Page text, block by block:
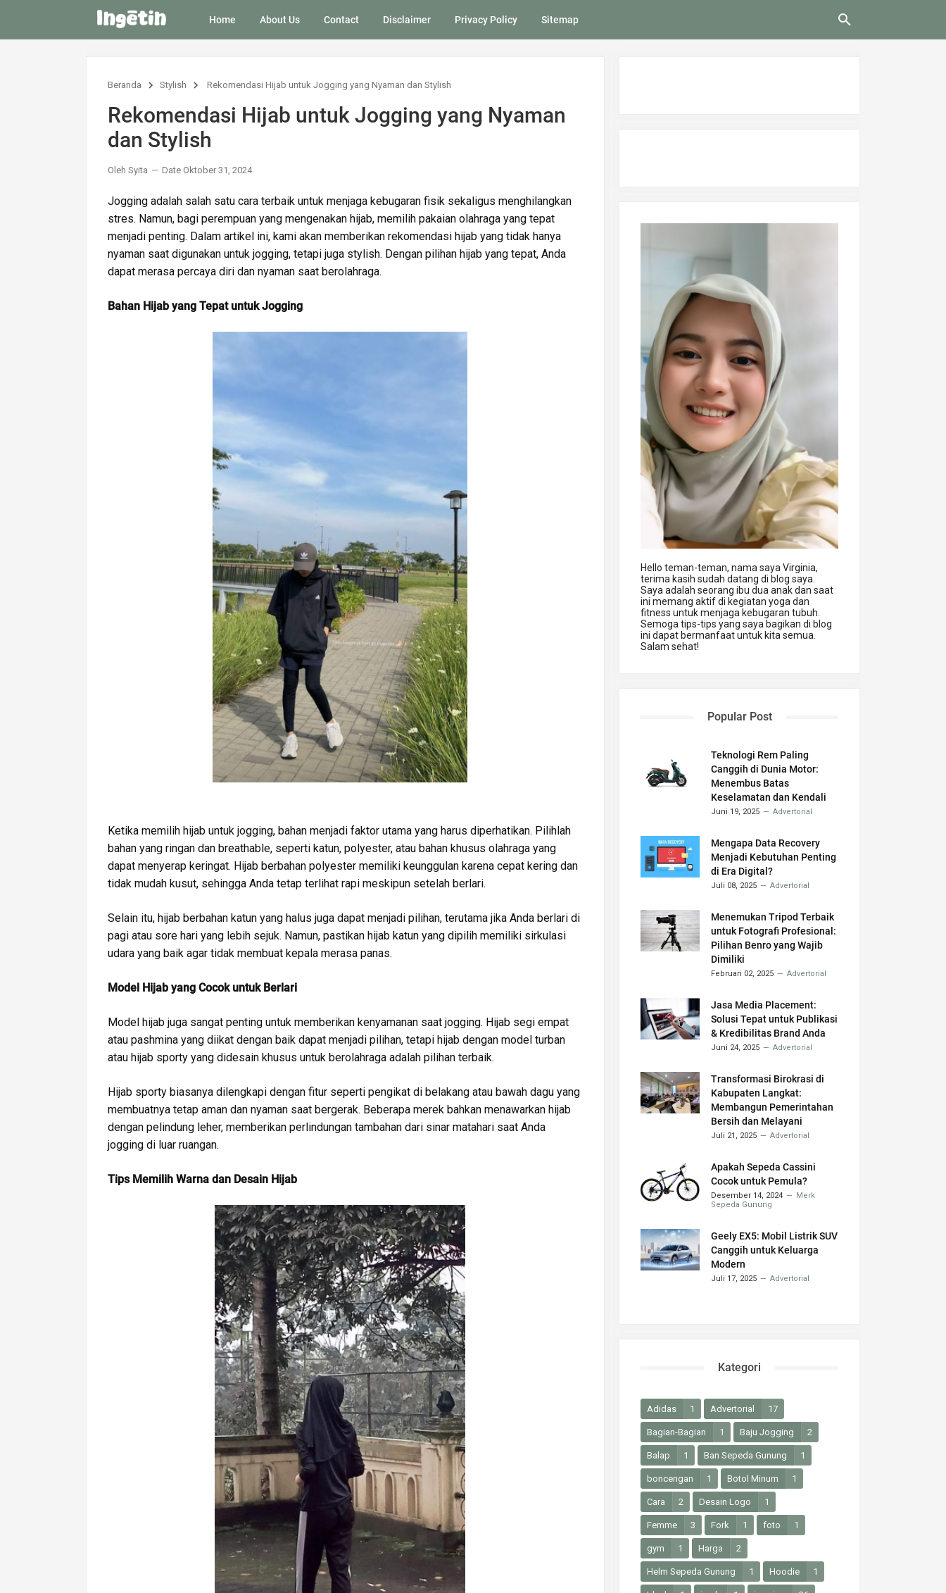
Home About Us Contact Disclaimer Privacy Policy Sitemap
Beranda Stylish Rekomendasi Hijab untuk Jogging yang Nyaman dan Stylish
Rekomendasi Hijab untuk Jogging yang Nyaman
dan Stylish
Oleh Syita Date Oktober 31, 2024
Jogging adalah salah satu cara terbaik untuk menjaga kebugaran fisik sekaligus menghilangkan
stres. Namun, bagi perempuan yang mengenakan hijab, memilih pakaian olahraga yang tepat
menjadi penting. Dalam artikel ini, kami akan memberikan rekomendasi hijab yang tidak hanya
nyaman saat digunakan untuk jogging, tetapi juga stylish. Dengan pilihan hijab yang tepat, Anda
dapat merasa percaya diri dan nyaman saat berolahraga.
Bahan Hijab yang Tepat untuk Jogging
Ketika memilih hijab untuk jogging, bahan menjadi faktor utama yang harus diperhatikan. Pilihlah
bahan yang ringan dan breathable, seperti katun, polyester, atau bahan khusus olahraga yang
dapat menyerap keringat. Hijab berbahan polyester memiliki keunggulan karena cepat kering dan
tidak mudah kusut, sehingga Anda tetap terlihat rapi meskipun setelah berlari.
Selain itu, hijab berbahan katun yang halus juga dapat menjadi pilihan, terutama jika Anda berlari di
pagi atau sore hari yang lebih sejuk. Namun, pastikan hijab katun yang dipilih memiliki sirkulasi
udara yang baik agar tidak membuat kepala merasa panas.
Model Hijab yang Cocok untuk Berlari
Model hijab juga sangat penting untuk memberikan kenyamanan saat jogging. Hijab segi empat
atau pashmina yang diikat dengan baik dapat menjadi pilihan, tetapi hijab dengan model turban
atau hijab sporty yang didesain khusus untuk berolahraga adalah pilihan terbaik.
Hijab sporty biasanya dilengkapi dengan fitur seperti pengikat di belakang atau bawah dagu yang
membuatnya tetap aman dan nyaman saat bergerak. Beberapa merek bahkan menawarkan hijab
dengan pelindung leher, memberikan perlindungan tambahan dari sinar matahari saat Anda
jogging di luar ruangan.
Tips Memilih Warna dan Desain Hijab
Hello teman-teman, nama saya Virginia,
terima kasih sudah datang di blog saya.
Saya adalah seorang ibu dua anak dan saat
ini memang aktif di kegiatan yoga dan
fitness untuk menjaga kebugaran tubuh.
Semoga tips-tips yang saya bagikan di blog
ini dapat bermanfaat untuk kita semua.
Salam sehat!
Popular Post
Teknologi Rem Paling
Canggih di Dunia Motor:
Menembus Batas
Keselamatan dan Kendali
Juni 19, 2025 Advertorial
Mengapa Data Recovery
Menjadi Kebutuhan Penting
di Era Digital?
Juli 08, 2025 Advertorial
Menemukan Tripod Terbaik
untuk Fotografi Profesional:
Pilihan Benro yang Wajib
Dimiliki
Februari 02, 2025 Advertorial
Jasa Media Placement:
Solusi Tepat untuk Publikasi
& Kredibilitas Brand Anda
Juni 24, 2025 Advertorial
Transformasi Birokrasi di
Kabupaten Langkat:
Membangun Pemerintahan
Bersih dan Melayani
Juli 21, 2025 Advertorial
Apakah Sepeda Cassini
Cocok untuk Pemula?
Desember 14, 2024
Merk
Sepeda Gunung
Geely EX5: Mobil Listrik SUV
Canggih untuk Keluarga
Modern
Juli 17, 2025 Advertorial
Kategori
Adidas 1 Advertorial 17
Bagian-Bagian 1 Baju Jogging 2
Balap 1 Ban Sepeda Gunung 1
boncengan 1 Botol Minum 1
Cara 2 Desain Logo 1
Femme 3 Fork 1 foto 1
gym 1 Harga 2
Helm Sepeda Gunung 1 Hoodie 1